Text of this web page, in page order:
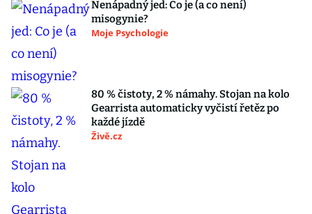
Nenápadný jed: Co je (a co není)
misogynie?
Moje Psychologie
80 % čistoty, 2 % námahy. Stojan na kolo
Gearrista automaticky vyčistí řetěz po
každé jízdě
Živě.cz